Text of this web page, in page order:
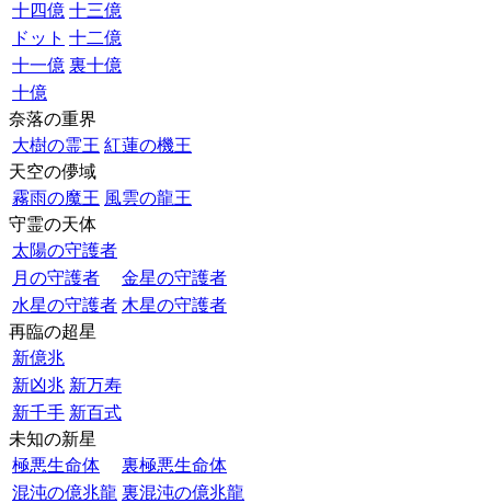
十四億 十三億
ドット 十二億
十一億 裏十億
十億
奈落の重界
大樹の霊王 紅蓮の機王
天空の儚域
霧雨の魔王 風雲の龍王
守霊の天体
太陽の守護者
月の守護者
金星の守護者
水星の守護者 木星の守護者
再臨の超星
新億兆
新凶兆 新万寿
新千手 新百式
未知の新星
極悪生命体
裏極悪生命体
混沌の億兆龍 裏混沌の億兆龍